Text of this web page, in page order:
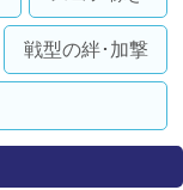
戦型の絆･加撃